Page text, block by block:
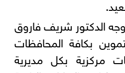
الدكتور شريف فاروق
بكافة المحافظات
مركزية بكل مديرية